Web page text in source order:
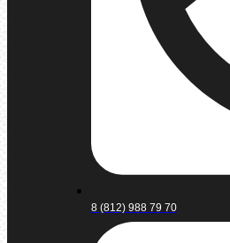
8 (812) 988 79 70